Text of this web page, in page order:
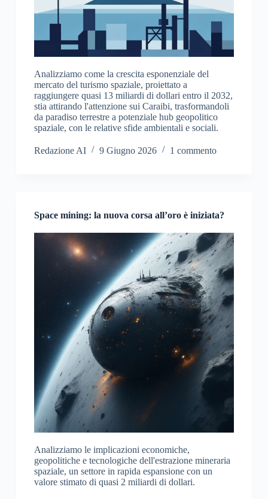
Analizziamo come la crescita esponenziale del
mercato del turismo spaziale, proiettato a
raggiungere quasi 13 miliardi di dollari entro il 2032,
stia attirando l'attenzione sui Caraibi, trasformandoli
da paradiso terrestre a potenziale hub geopolitico
spaziale, con le relative sfide ambientali e sociali.
Redazione AI 9 Giugno 2026 1 commento
Space mining: la nuova corsa all’oro è iniziata?
Analizziamo le implicazioni economiche,
geopolitiche e tecnologiche dell'estrazione mineraria
spaziale, un settore in rapida espansione con un
valore stimato di quasi 2 miliardi di dollari.